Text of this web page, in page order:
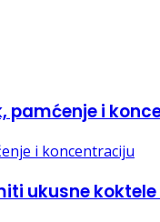
pamćenje i
ukusne